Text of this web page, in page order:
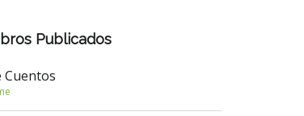
Publicados
Cuentos